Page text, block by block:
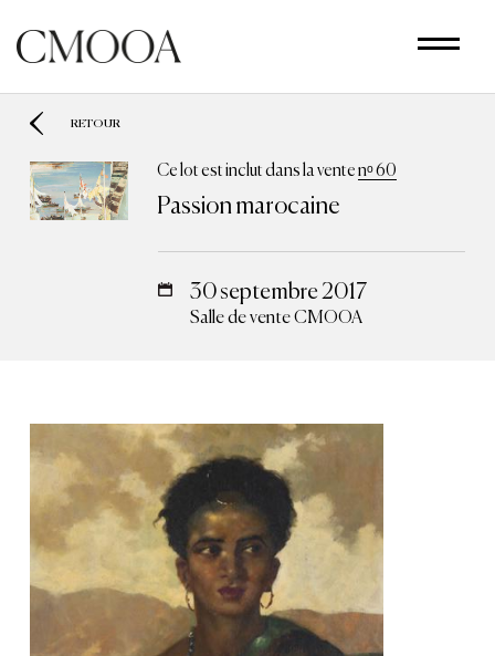
contenu
principal
RETOUR
Ce lot est inclut dans la ventenᵒ 60
Passion marocaine
30 septembre 2017
Salle de vente CMOOA